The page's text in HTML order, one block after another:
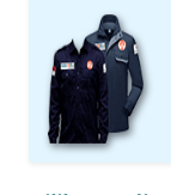
LKKI
KOPEKLIN